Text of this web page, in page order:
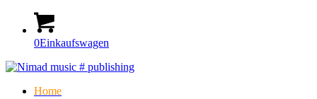
0Einkaufswagen
Home